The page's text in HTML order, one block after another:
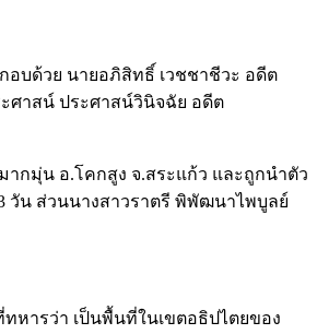
บด้วย นายอภิสิทธิ์ เวชชาชีวะ อดีต
ศาสน์ ประศาสน์วินิจฉัย อดีต
กมุ่น อ.โคกสูง จ.สระแก้ว และถูกนำตัว
วัน ส่วนนางสาวราตรี พิพัฒนาไพบูลย์
หารว่า เป็นพื้นที่ในเขตอธิปไตยของ